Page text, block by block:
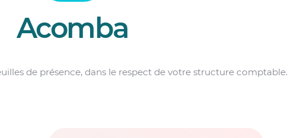
Acomba
de présence, dans le respect de votre structure comptable.